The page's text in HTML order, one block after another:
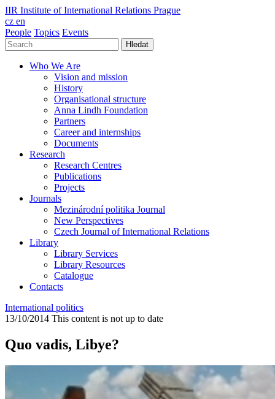
IIR Institute of International Relations Prague
cz en
People Topics Events
Hledat
Who We Are
Vision and mission
History
Organisational structure
Anna Lindh Foundation
Partners
Career and internships
Documents
Research
Research Centres
Publications
Projects
Journals
Mezinárodní politika Journal
New Perspectives
Czech Journal of International Relations
Library
Library Services
Library Resources
Catalogue
Contacts
International politics
13/10/2014 This content is not up to date
Quo vadis, Libye?